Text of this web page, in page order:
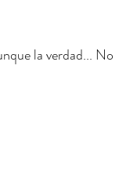
la verdad... No